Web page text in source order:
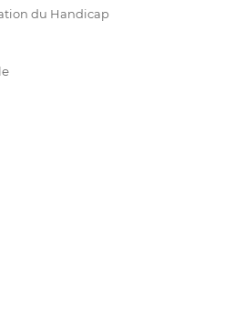
du Handicap